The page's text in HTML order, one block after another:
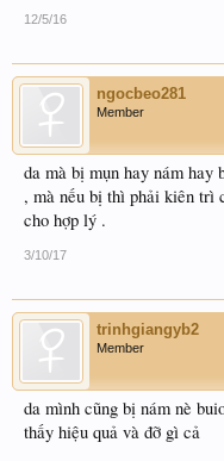
12/5/16
ngocbeo281
Member
da mà bị mụn hay nám
, mà nếu bị thì phải kiên trì
cho hợp lý .
3/10/17
trinhgiangyb2
Member
da mình cũng bị nám nè
thấy hiệu quả và đỡ gì cả